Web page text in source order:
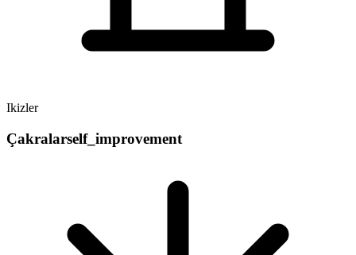
Ikizler
Çakralarself_improvement